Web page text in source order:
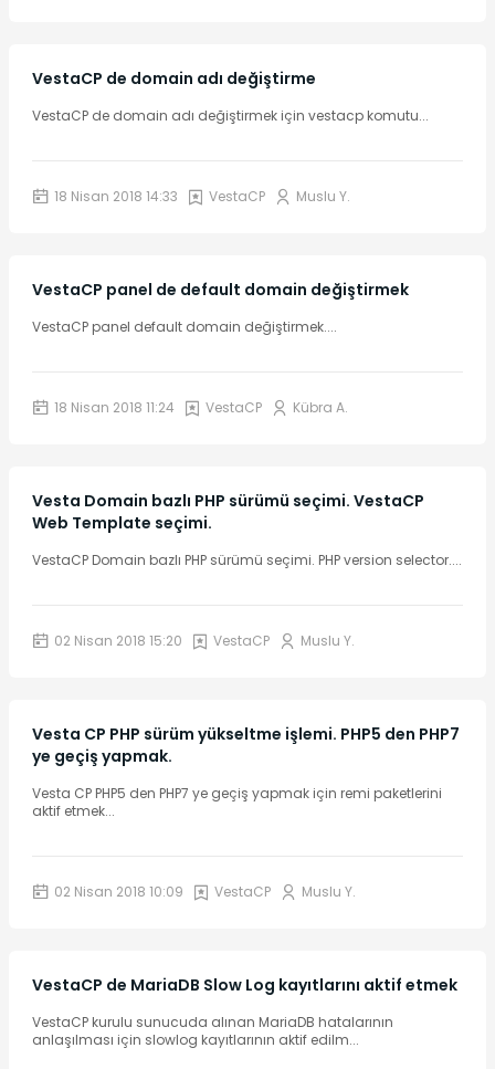
VestaCP de domain adı değiştirme
VestaCP de domain adı değiştirmek için vestacp komutu...
18 Nisan 2018 14:33 VestaCP Muslu Y.
VestaCP panel de default domain değiştirmek
VestaCP panel default domain değiştirmek....
18 Nisan 2018 11:24 VestaCP Kübra A.
Vesta Domain bazlı PHP sürümü seçimi. VestaCP
Web Template seçimi.
VestaCP Domain bazlı PHP sürümü seçimi. PHP version selector....
02 Nisan 2018 15:20 VestaCP Muslu Y.
Vesta CP PHP sürüm yükseltme işlemi. PHP5 den PHP7
ye geçiş yapmak.
Vesta CP PHP5 den PHP7 ye geçiş yapmak için remi paketlerini
aktif etmek...
02 Nisan 2018 10:09 VestaCP Muslu Y.
VestaCP de MariaDB Slow Log kayıtlarını aktif etmek
VestaCP kurulu sunucuda alınan MariaDB hatalarının
anlaşılması için slowlog kayıtlarının aktif edilm...